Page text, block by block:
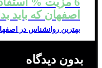
اصفهان که باید
بهترین روانشناس در
بدون دیدگاه